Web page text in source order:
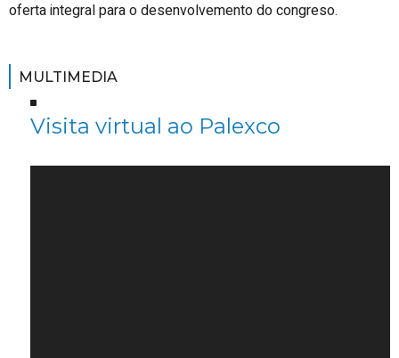
oferta integral para o desenvolvemento do congreso.
MULTIMEDIA
Visita virtual ao Palexco